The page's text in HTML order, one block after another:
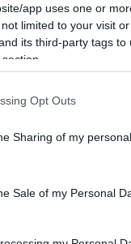
app uses one or
limited to your visit
its third-party tags
Opt Outs
Sharing of my personal
Sale of my Personal